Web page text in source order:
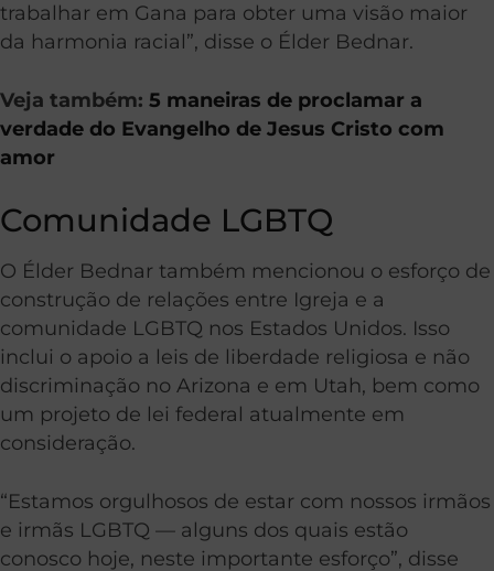
trabalhar em Gana para obter uma visão maior
da harmonia racial”, disse o Élder Bednar.
Veja também: 5 maneiras de proclamar a
verdade do Evangelho de Jesus Cristo com
amor
Comunidade LGBTQ
O Élder Bednar também mencionou o esforço de
construção de relações entre Igreja e a
comunidade LGBTQ nos Estados Unidos. Isso
inclui o apoio a leis de liberdade religiosa e não
discriminação no Arizona e em Utah, bem como
um projeto de lei federal atualmente em
consideração.
“Estamos orgulhosos de estar com nossos irmãos
e irmãs LGBTQ — alguns dos quais estão
conosco hoje, neste importante esforço”, disse